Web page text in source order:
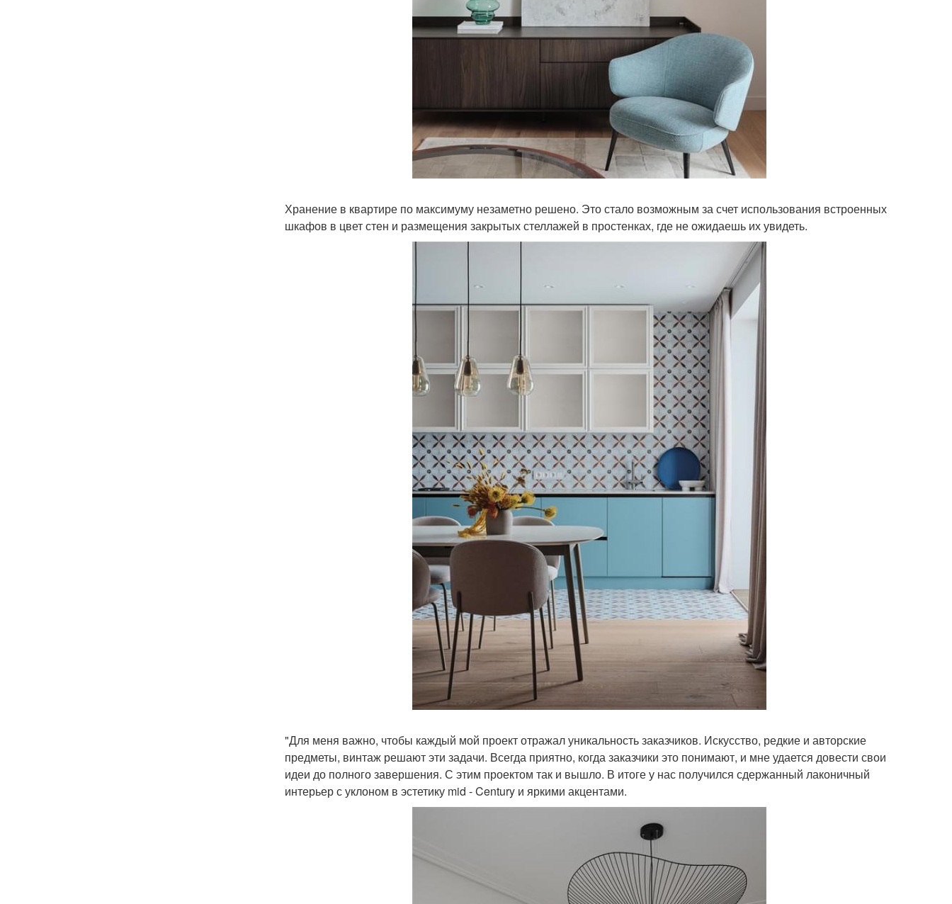
Хранение в квартире по максимуму незаметно решено. Это стало возможным за счет использования встроенных
шкафов в цвет стен и размещения закрытых стеллажей в простенках, где не ожидаешь их увидеть.
"Для меня важно, чтобы каждый мой проект отражал уникальность заказчиков. Искусство, редкие и авторские
предметы, винтаж решают эти задачи. Всегда приятно, когда заказчики это понимают, и мне удается довести свои
идеи до полного завершения. С этим проектом так и вышло. В итоге у нас получился сдержанный лаконичный
интерьер с уклоном в эстетику mid - Century и яркими акцентами.